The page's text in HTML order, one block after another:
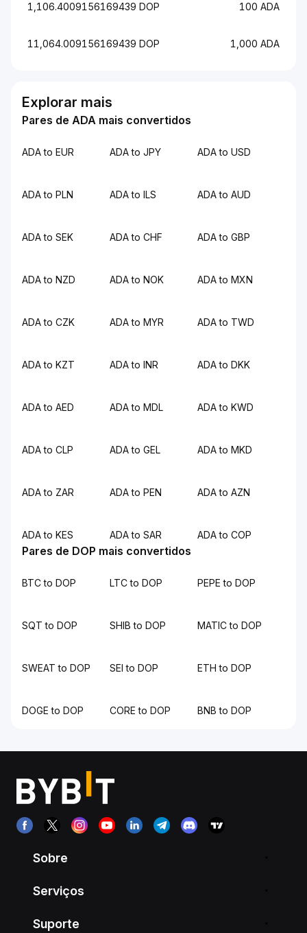
1,106.4009156169439 DOP 100 ADA
11,064.009156169439 DOP 1,000 ADA
Explorar mais
Pares de ADA mais convertidos
ADA to EUR ADA to JPY ADA to USD
ADA to PLN ADA to ILS ADA to AUD
ADA to SEK ADA to CHF ADA to GBP
ADA to NZD ADA to NOK ADA to MXN
ADA to CZK ADA to MYR ADA to TWD
ADA to KZT ADA to INR ADA to DKK
ADA to AED ADA to MDL ADA to KWD
ADA to CLP ADA to GEL ADA to MKD
ADA to ZAR ADA to PEN ADA to AZN
ADA to KES ADA to SAR ADA to COP
Pares de DOP mais convertidos
BTC to DOP LTC to DOP PEPE to DOP
SQT to DOP SHIB to DOP MATIC to DOP
SWEAT to DOP SEI to DOP ETH to DOP
DOGE to DOP CORE to DOP BNB to DOP
Sobre
Serviços
Suporte